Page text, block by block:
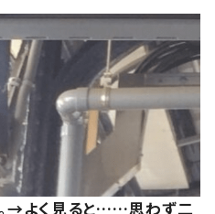
→よく見ると……思わず二